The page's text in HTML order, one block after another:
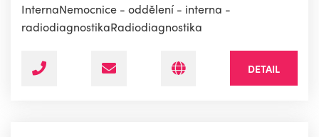
InternaNemocnice - oddělení - interna -
radiodiagnostikaRadiodiagnostika
DETAIL